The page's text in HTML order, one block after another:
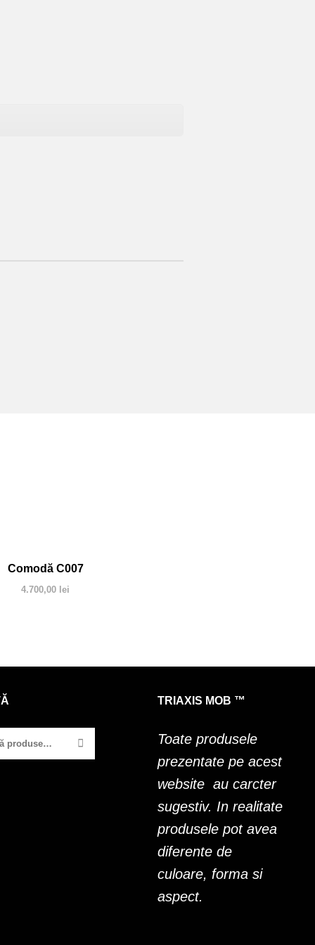
Comodă C007
4.700,00 lei
TRIAXIS MOB ™
Toate produsele
prezentate pe acest
website au carcter
sugestiv. In realitate
produsele pot avea
diferente de
culoare, forma si
aspect.